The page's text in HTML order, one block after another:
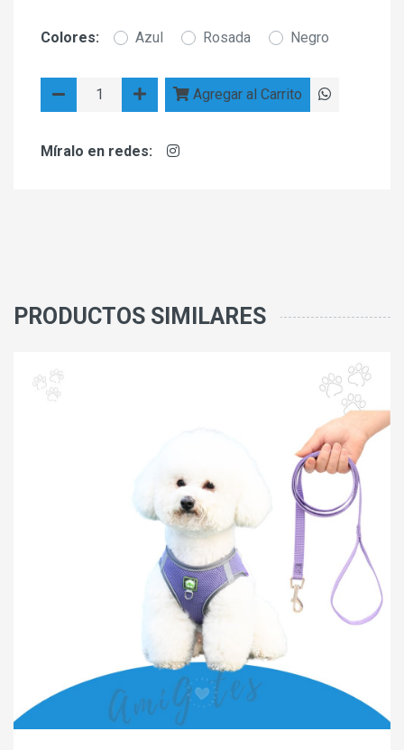
Colores: Azul Rosada Negro
Agregar al Carrito
Míralo en redes:
PRODUCTOS SIMILARES